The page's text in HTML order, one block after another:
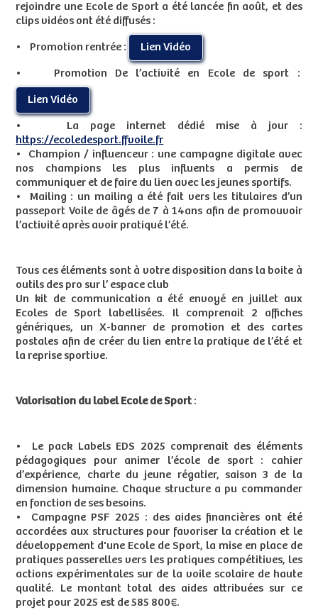
rejoindre une Ecole de Sport a été lancée fin août, et des
clips vidéos ont été diffusés :
• Promotion rentrée : Lien Vidéo
• Promotion De l’activité en Ecole de sport :
Lien Vidéo
• La page internet dédié mise à jour :
https://ecoledesport.ffvoile.fr
• Champion / influenceur : une campagne digitale avec
nos champions les plus influents a permis de
communiquer et de faire du lien avec les jeunes sportifs.
• Mailing : un mailing a été fait vers les titulaires d’un
passeport Voile de âgés de 7 à 14ans afin de promouvoir
l’activité après avoir pratiqué l’été.
Tous ces éléments sont à votre disposition dans la boite à
outils des pro sur l’ espace club
Un kit de communication a été envoyé en juillet aux
Ecoles de Sport labellisées. Il comprenait 2 affiches
génériques, un X-banner de promotion et des cartes
postales afin de créer du lien entre la pratique de l’été et
la reprise sportive.
Valorisation du label Ecole de Sport :
• Le pack Labels EDS 2025 comprenait des éléments
pédagogiques pour animer l’école de sport : cahier
d’expérience, charte du jeune régatier, saison 3 de la
dimension humaine. Chaque structure a pu commander
en fonction de ses besoins.
• Campagne PSF 2025 : des aides financières ont été
accordées aux structures pour favoriser la création et le
développement d'une Ecole de Sport, la mise en place de
pratiques passerelles vers les pratiques compétitives, les
actions expérimentales sur de la voile scolaire de haute
qualité. Le montant total des aides attribuées sur ce
projet pour 2025 est de 585 800€.